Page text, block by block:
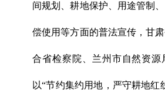
间规划、耕地保护、用途管制
偿使用等方面的普法宣传，甘
合省检察院、兰州市自然资源
以“节约集约用地，严守耕地红